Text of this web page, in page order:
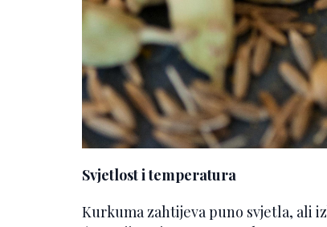
Svjetlost i temperatura
Kurkuma zahtijeva puno svjetla, ali